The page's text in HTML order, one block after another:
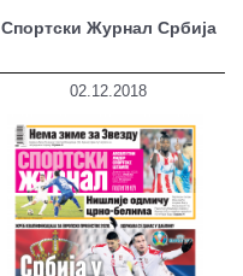
Спортски Журнал Србија
02.12.2018